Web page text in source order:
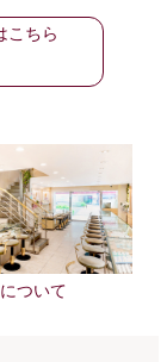
こちら
ついて